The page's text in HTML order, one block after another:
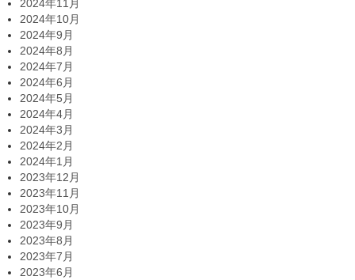
2024年11月
2024年10月
2024年9月
2024年8月
2024年7月
2024年6月
2024年5月
2024年4月
2024年3月
2024年2月
2024年1月
2023年12月
2023年11月
2023年10月
2023年9月
2023年8月
2023年7月
2023年6月